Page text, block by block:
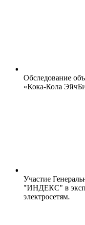
Обследование
«Кока-Кола
Участие
"ИНДЕКС" в
электросетям.